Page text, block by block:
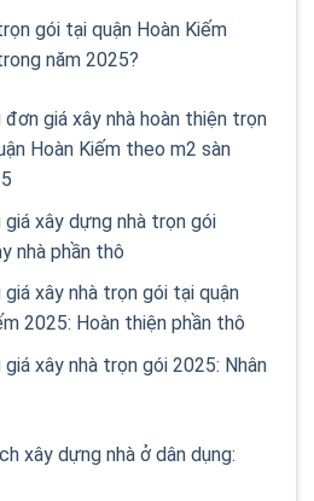
gói tại quận Hoàn Kiếm
năm 2025?
đơn giá xây nhà hoàn thiện trọn
Hoàn Kiếm theo m2 sàn
giá xây dựng nhà trọn gói
nhà phần thô
giá xây nhà trọn gói tại quận
2025: Hoàn thiện phần thô
xây nhà trọn gói 2025: Nhân
xây dựng nhà ở dân dụng: